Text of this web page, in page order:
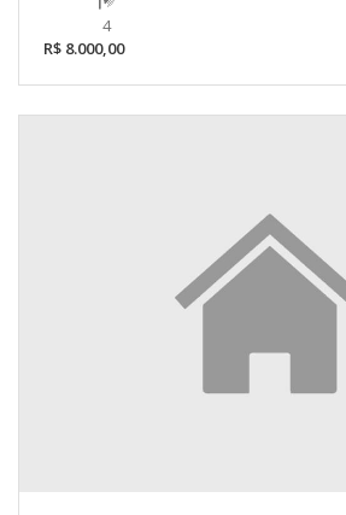
4
R$ 8.000,00